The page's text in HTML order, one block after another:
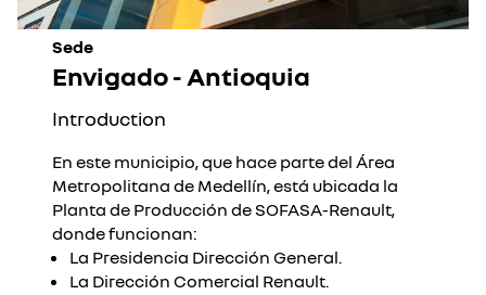
Sede
Envigado - Antioquia
Introduction
En este municipio, que hace parte del Área
Metropolitana de Medellín, está ubicada la
Planta de Producción de SOFASA-Renault,
donde funcionan:
La Presidencia Dirección General.
La Dirección Comercial Renault.